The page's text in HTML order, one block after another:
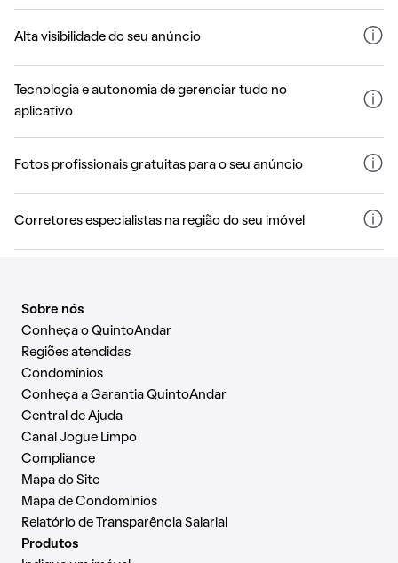
Alta visibilidade do seu anúncio
Tecnologia e autonomia de gerenciar tudo no
aplicativo
Fotos profissionais gratuitas para o seu anúncio
Corretores especialistas na região do seu imóvel
Sobre nós
Conheça o QuintoAndar
Regiões atendidas
Condomínios
Conheça a Garantia QuintoAndar
Central de Ajuda
Canal Jogue Limpo
Compliance
Mapa do Site
Mapa de Condomínios
Relatório de Transparência Salarial
Produtos